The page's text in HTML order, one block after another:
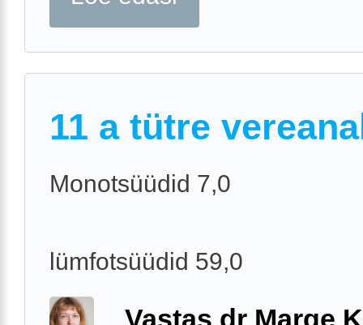
11 a tütre
Monotsüüdid 7,0
lümfotsüüdid 59,0
Vastas dr Marge